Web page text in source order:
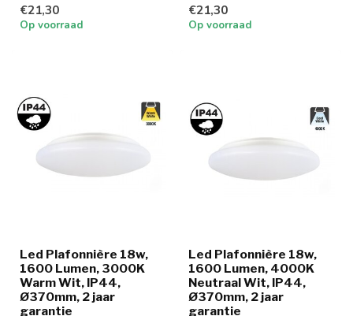
in 3000k warm wi...
€21,30
Op voorraad
in 3000k warm wi...
€21,30
Op voorraad
Led Plafonnière 18w,
1600 Lumen, 3000K
Warm Wit, IP44,
Ø370mm, 2 jaar
garantie
Led Plafonnière 18w,
1600 Lumen, 4000K
Neutraal Wit, IP44,
Ø370mm, 2 jaar
garantie